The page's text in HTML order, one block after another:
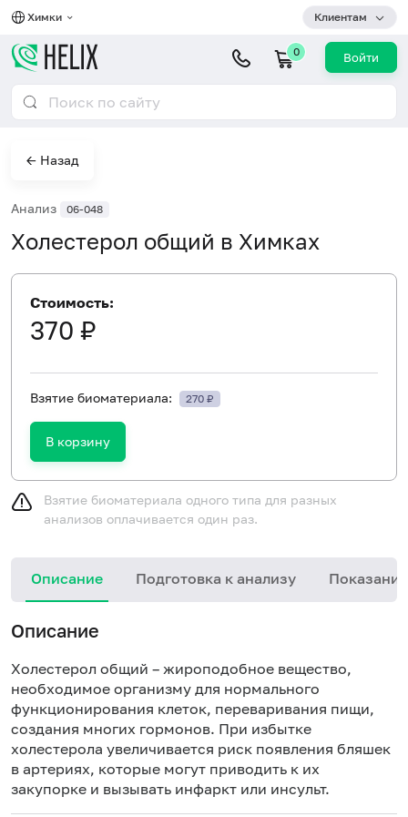
Химки Клиентам
0 Войти
← Назад
Анализ 06-048
Холестерол общий в Химках
Стоимость:
370 ₽
Взятие биоматериала: 270 ₽
В корзину
Взятие биоматериала одного типа для разных
анализов оплачивается один раз.
Описание Подготовка к анализу
Описание
Холестерол общий – жироподобное вещество,
необходимое организму для нормального
функционирования клеток, переваривания пищи,
создания многих гормонов. При избытке
холестерола увеличивается риск появления бляшек
в артериях, которые могут приводить к их
закупорке и вызывать инфаркт или инсульт.